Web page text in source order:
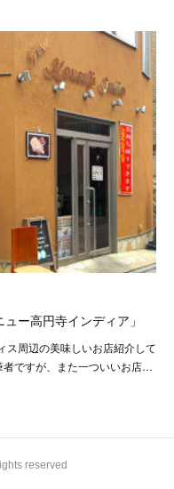
ー高円寺インディア」
ス周辺の美味しいお店紹介して
ですが、また一ついいお店…
reserved